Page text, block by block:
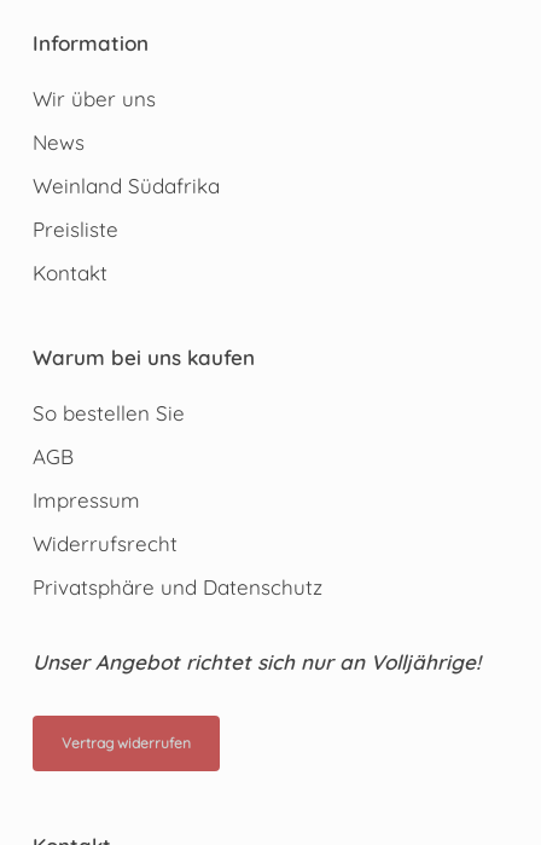
Information
Wir über uns
News
Weinland Südafrika
Preisliste
Kontakt
Warum bei uns kaufen
So bestellen Sie
AGB
Impressum
Widerrufsrecht
Privatsphäre und Datenschutz
Unser Angebot richtet sich nur an Volljährige!
Vertrag widerrufen